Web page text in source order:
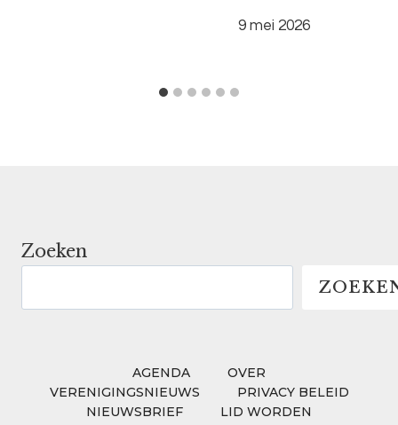
9 mei 2026
Zoeken
AGENDA
OVER
VERENIGINGSNIEUWS
PRIVACY BELEID
NIEUWSBRIEF
LID WORDEN